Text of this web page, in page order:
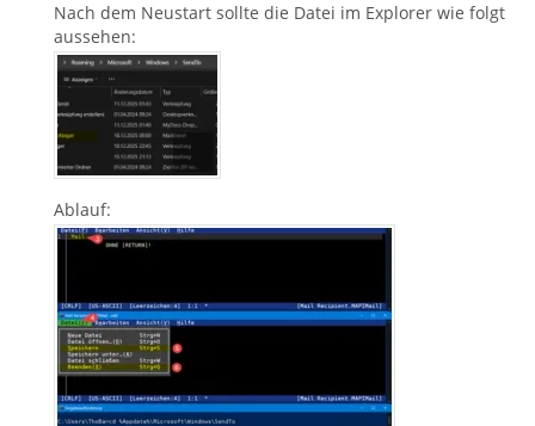
Nach dem Neustart sollte die Datei im Explorer wie folgt
aussehen:
Ablauf: